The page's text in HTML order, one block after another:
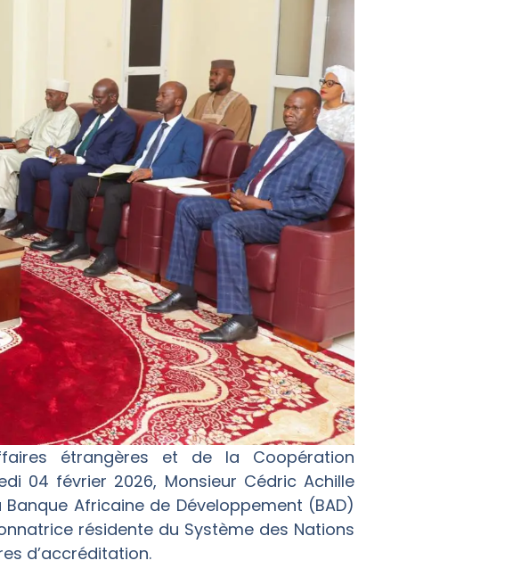
étrangères et de la Coopération
04 février 2026, Monsieur Cédric Achille
Africaine de Développement (BAD)
résidente du Système des Nations
d’accréditation.